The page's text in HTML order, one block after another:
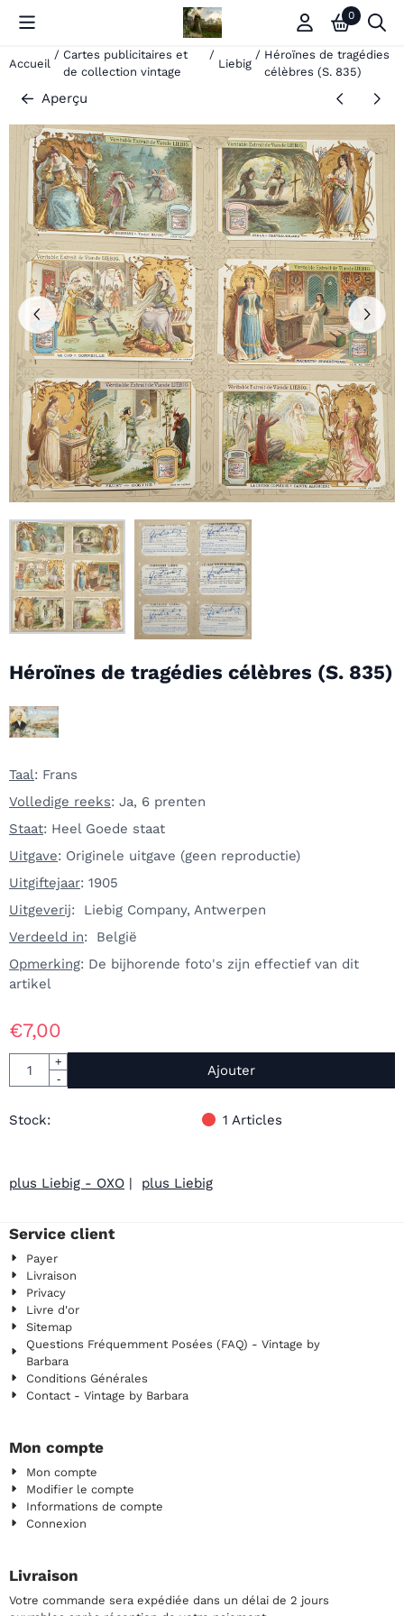
Les préférences de cookies sont actuellement fermées.
0
Accueil
/ Cartes publicitaires et
de collection vintage
/
Liebig
/ Héroïnes de tragédies
célèbres (S. 835)
Aperçu
Héroïnes de tragédies célèbres (S. 835)
Taal: Frans
Volledige reeks: Ja, 6 prenten
Staat: Heel Goede staat
Uitgave: Originele uitgave (geen reproductie)
Uitgiftejaar: 1905
Uitgeverij: Liebig Company, Antwerpen
Verdeeld in: België
Opmerking: De bijhorende foto's zijn effectief van dit
artikel
€7,00
Quantité
+
-
Ajouter
Stock: 1 Articles
plus Liebig - OXO | plus Liebig
Service client
Payer
Livraison
Privacy
Livre d'or
Sitemap
Questions Fréquemment Posées (FAQ) - Vintage by
Barbara
Conditions Générales
Contact - Vintage by Barbara
Mon compte
Mon compte
Modifier le compte
Informations de compte
Connexion
Livraison
Votre commande sera expédiée dans un délai de 2 jours